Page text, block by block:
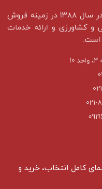
شرکت تولید تجهیز مهام صنعت در سال ۱۳۸۸ در زمینه فروش
و کشاورزی و ارائه خدمات
است.
کامل انتخاب، خرید و